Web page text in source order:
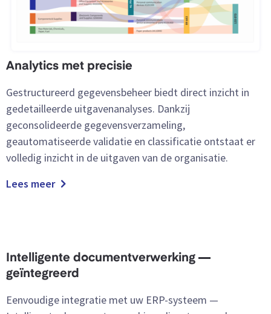
Analytics met precisie
Gestructureerd gegevensbeheer biedt direct inzicht in
gedetailleerde uitgavenanalyses. Dankzij
geconsolideerde gegevensverzameling,
geautomatiseerde validatie en classificatie ontstaat er
volledig inzicht in de uitgaven van de organisatie.
Lees meer
Intelligente documentverwerking —
geïntegreerd
Eenvoudige integratie met uw ERP-systeem —